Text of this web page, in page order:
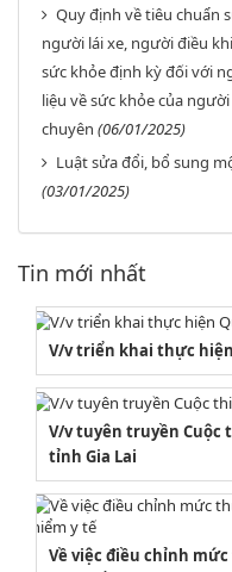
Quy định về tiêu chuẩn
người lái xe, người điều
sức khỏe định kỳ đối với
liệu về sức khỏe của
chuyên (06/01/2025)
Luật sửa đổi, bổ sung
(03/01/2025)
Tin mới nhất
V/v triển khai thực hiện
V/v tuyên truyền Cuộc
tỉnh Gia Lai
Về việc điều chỉnh